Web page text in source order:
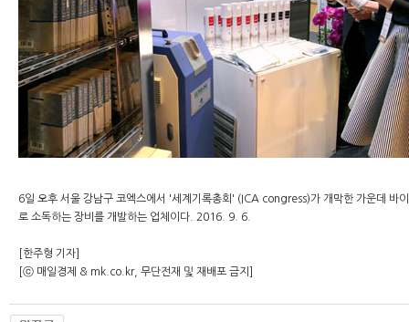
6일 오후 서울 강남구 코엑스에서 '세계기록총회' (ICA congress)가 개막한 가운데 바
로 소독하는 장비를 개발하는 업체이다. 2016. 9. 6.
[한주형 기자]
[ⓒ 매일경제 & mk.co.kr, 무단전재 및 재배포 금지]